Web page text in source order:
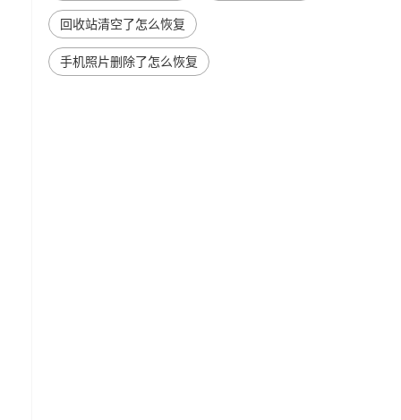
回收站清空了怎么恢复
手机照片删除了怎么恢复